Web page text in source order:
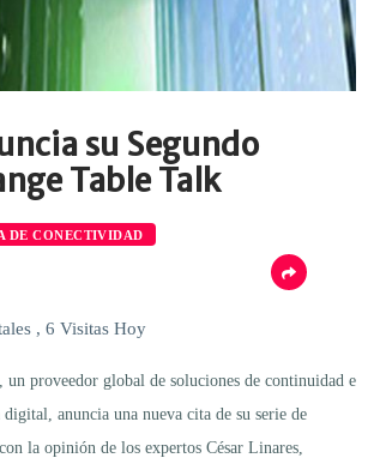
su Segundo
Table Talk
DE CONECTIVIDAD
, 6 Visitas Hoy
proveedor global de soluciones de continuidad e
anuncia una nueva cita de su serie de
la opinión de los expertos César Linares,